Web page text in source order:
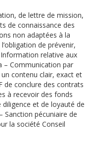
de lettre de mission,
de connaissance des
non adaptées à la
de prévenir,
relative aux
– Communication par
contenu clair, exact et
de conclure des contrats
à recevoir des fonds
et de loyauté de
Sanction pécuniaire de
la société Conseil